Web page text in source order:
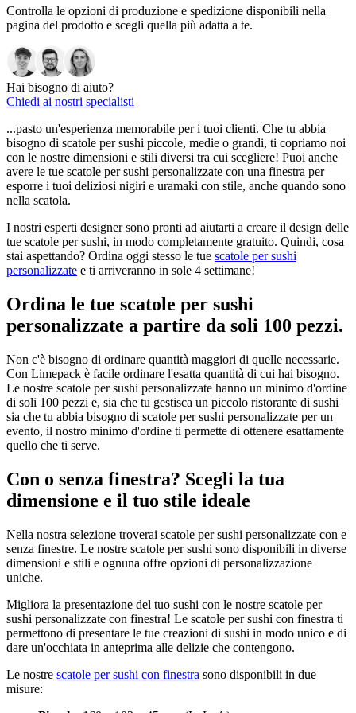
Controlla le opzioni di produzione e spedizione disponibili nella
pagina del prodotto e scegli quella più adatta a te.
Hai bisogno di aiuto?
Chiedi ai nostri specialisti
...pasto un'esperienza memorabile per i tuoi clienti. Che tu abbia
bisogno di scatole per sushi piccole, medie o grandi, ti copriamo noi
con le nostre dimensioni e stili diversi tra cui scegliere! Puoi anche
avere le tue scatole per sushi personalizzate con una finestra per
esporre i tuoi deliziosi nigiri e uramaki con stile, anche quando sono
nella scatola.
I nostri esperti designer sono pronti ad aiutarti a creare il design delle
tue scatole per sushi, in modo completamente gratuito. Quindi, cosa
stai aspettando? Ordina oggi stesso le tue scatole per sushi
personalizzate e ti arriveranno in sole 4 settimane!
Ordina le tue scatole per sushi
personalizzate a partire da soli 100 pezzi.
Non c'è bisogno di ordinare quantità maggiori di quelle necessarie.
Con Limepack è facile ordinare l'esatta quantità di cui hai bisogno.
Le nostre scatole per sushi personalizzate hanno un minimo d'ordine
di soli 100 pezzi e, sia che tu gestisca un piccolo ristorante di sushi
sia che tu abbia bisogno di scatole per sushi personalizzate per un
evento, il nostro minimo d'ordine ti permette di ottenere esattamente
quello che ti serve.
Con o senza finestra? Scegli la tua
dimensione e il tuo stile ideale
Nella nostra selezione troverai scatole per sushi personalizzate con e
senza finestre. Le nostre scatole per sushi sono disponibili in diverse
dimensioni e stili e ognuna offre opzioni di personalizzazione
uniche.
Migliora la presentazione del tuo sushi con le nostre scatole per
sushi personalizzate con finestra! Le scatole per sushi con finestra ti
permettono di presentare le tue creazioni di sushi in modo unico e di
dare un'occhiata in anteprima alle delizie che contengono.
Le nostre scatole per sushi con finestra sono disponibili in due
misure: